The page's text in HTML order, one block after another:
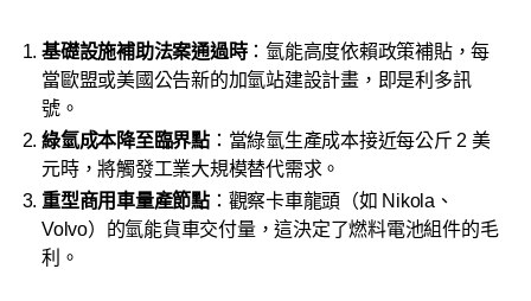
基礎設施補助法案通過時：氫能高度依賴政策補貼，每
當歐盟或美國公告新的加氫站建設計畫，即是利多訊
號。
綠氫成本降至臨界點：當綠氫生產成本接近每公斤 2 美
元時，將觸發工業大規模替代需求。
重型商用車量產節點：觀察卡車龍頭（如 Nikola、
Volvo）的氫能貨車交付量，這決定了燃料電池組件的毛
利。